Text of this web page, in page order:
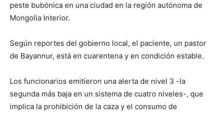
peste bubónica en una ciudad en la región autónoma de
Mongolia Interior.
Según reportes del gobierno local, el paciente, un pastor
de Bayannur, está en cuarentena y en condición estable.
Los funcionarios emitieron una alerta de nivel 3 -la
segunda más baja en un sistema de cuatro niveles-, que
implica la prohibición de la caza y el consumo de